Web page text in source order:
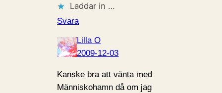
Laddar in …
Svara
Lilla O
2009-12-03
Kanske bra att vänta med
Människohamn då om jag